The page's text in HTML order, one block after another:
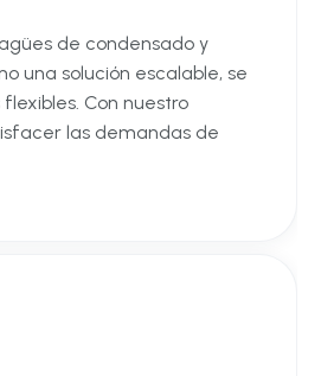
de condensado y
una solución escalable, se
Con nuestro
las demandas de